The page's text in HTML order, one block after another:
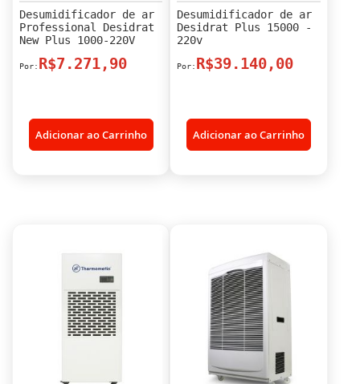
Desumidificador de ar
Professional Desidrat
New Plus 1000-220V
R$7.271,90
Adicionar ao Carrinho
Desumidificador de ar
Desidrat Plus 15000 -
220v
R$39.140,00
Adicionar ao Carrinho